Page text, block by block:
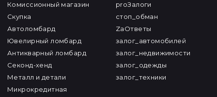
Комиссионный магазин
Скупка
Автоломбард
Ювелирный ломбард
Антикварный ломбард
Секонд-хенд
Металл и детали
Микрокредитная
proЗалоги
стоп_обман
ZaОтветы
залог_автомобилей
залог_недвижимости
залог_одежды
залог_техники